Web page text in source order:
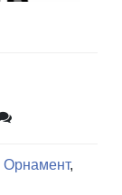
Орнамент,